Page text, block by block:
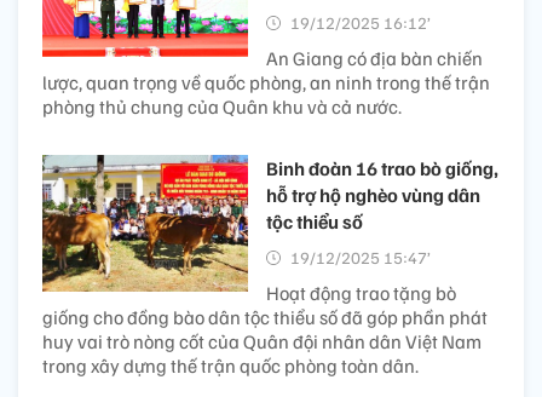
19/12/2025 16:12’
An Giang có địa bàn chiến
lược, quan trọng về quốc phòng, an ninh trong thế trận
phòng thủ chung của Quân khu và cả nước.
Binh đoàn 16 trao bò giống,
hỗ trợ hộ nghèo vùng dân
tộc thiểu số
19/12/2025 15:47’
Hoạt động trao tặng bò
giống cho đồng bào dân tộc thiểu số đã góp phần phát
huy vai trò nòng cốt của Quân đội nhân dân Việt Nam
trong xây dựng thế trận quốc phòng toàn dân.